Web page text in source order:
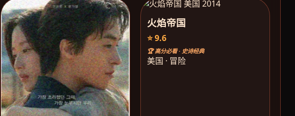
火焰帝国
⭐ 9.6
🏆 高分必看 · 史诗经典
美国 · 冒险